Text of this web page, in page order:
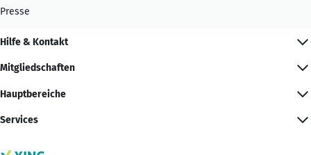
Presse
Hilfe & Kontakt
Mitgliedschaften
Hauptbereiche
Services